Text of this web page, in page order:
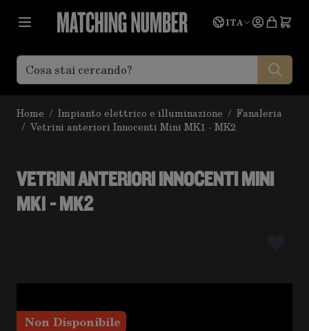
Lingua
ITA
Home / Impianto elettrico e illuminazione / Fanaleria
/ Vetrini anteriori Innocenti Mini MK1 - MK2
VETRINI ANTERIORI INNOCENTI MINI
MK1 - MK2
Non Disponibile